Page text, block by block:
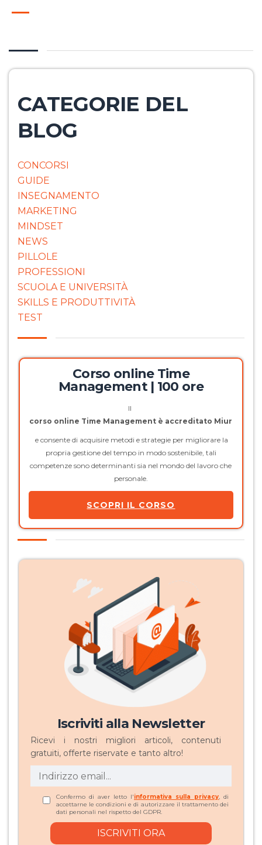
CATEGORIE DEL
BLOG
CONCORSI
GUIDE
INSEGNAMENTO
MARKETING
MINDSET
NEWS
PILLOLE
PROFESSIONI
SCUOLA E UNIVERSITÀ
SKILLS E PRODUTTIVITÀ
TEST
Corso online Time
Management | 100 ore
Il
corso online Time Management è accreditato Miur
e consente di acquisire metodi e strategie per migliorare la
propria gestione del tempo in modo sostenibile, tali
competenze sono determinanti sia nel mondo del lavoro che
personale.
SCOPRI IL CORSO
Iscriviti alla Newsletter
Ricevi i nostri migliori articoli, contenuti
gratuiti, offerte riservate e tanto altro!
Confermo di aver letto l'informativa sulla privacy, di
accettarne le condizioni e di autorizzare il trattamento dei
dati personali nel rispetto del GDPR.